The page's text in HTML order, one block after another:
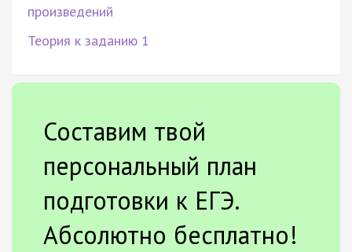
произведений
Теория к заданию 1
Составим твой
персональный план
подготовки к ЕГЭ.
Абсолютно бесплатно!